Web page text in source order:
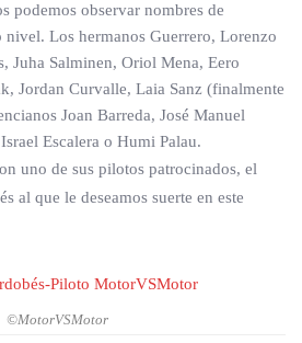
podemos observar nombres de
nivel. Los hermanos Guerrero, Lorenzo
Juha Salminen, Oriol Mena, Eero
Jordan Curvalle, Laia Sanz (finalmente
Joan Barreda, José Manuel
Escalera o Humi Palau.
uno de sus pilotos patrocinados, el
al que le deseamos suerte en este
©MotorVSMotor